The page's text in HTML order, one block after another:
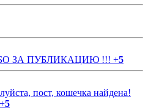
ЗА ПУБЛИКАЦИЮ !!! +5
пост, кошечка найдена!
+5